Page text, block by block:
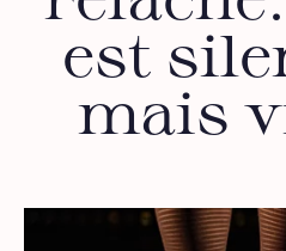
est
mais